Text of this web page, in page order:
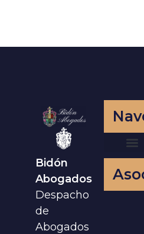
Bidón
Abogados
Despacho
de
Abogados